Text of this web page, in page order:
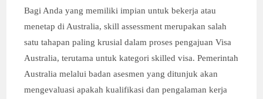
Bagi Anda yang memiliki impian untuk bekerja atau
menetap di Australia, skill assessment merupakan salah
satu tahapan paling krusial dalam proses pengajuan Visa
Australia, terutama untuk kategori skilled visa. Pemerintah
Australia melalui badan asesmen yang ditunjuk akan
mengevaluasi apakah kualifikasi dan pengalaman kerja